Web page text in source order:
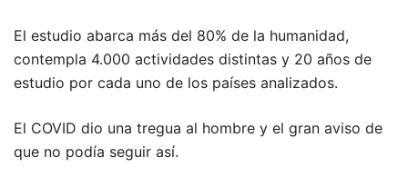
El estudio abarca más del 80% de la humanidad,
contempla 4.000 actividades distintas y 20 años de
estudio por cada uno de los países analizados.
El COVID dio una tregua al hombre y el gran aviso de
que no podía seguir así.